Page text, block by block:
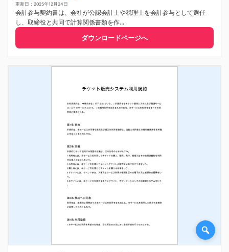
更新日：2025年12月24日
会計参与契約書は、会社が公認会計士や税理士を会計参与として選任
し、取締役と共同で計算関係書類を作...
ダウンロードページへ